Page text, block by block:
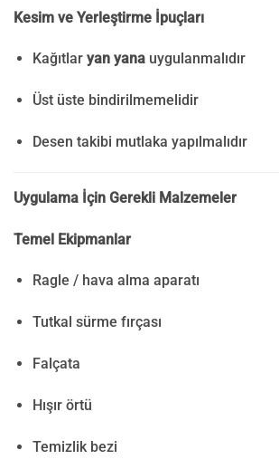
Kesim ve Yerleştirme İpuçları
Kağıtlar yan yanauygulanmalıdır
Üst üste bindirilmemelidir
Desen takibi mutlaka yapılmalıdır
Uygulama İçin Gerekli Malzemeler
Temel Ekipmanlar
Ragle / hava alma aparatı
Tutkal sürme fırçası
Falçata
Hışır örtü
Temizlik bezi